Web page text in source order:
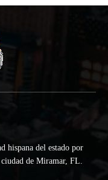
hispana del estado por
ciudad de Miramar, FL.